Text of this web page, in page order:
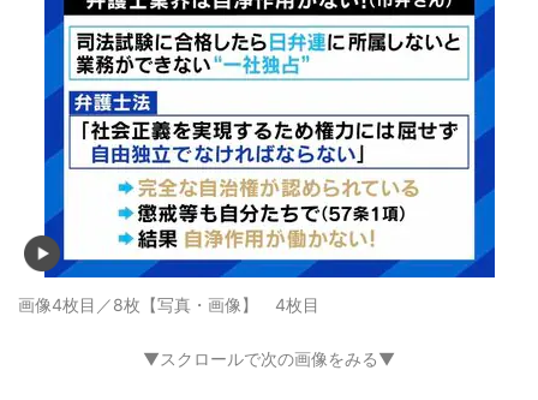
画像4枚目／8枚 【写真・画像】 4枚目
▼スクロールで次の画像をみる▼